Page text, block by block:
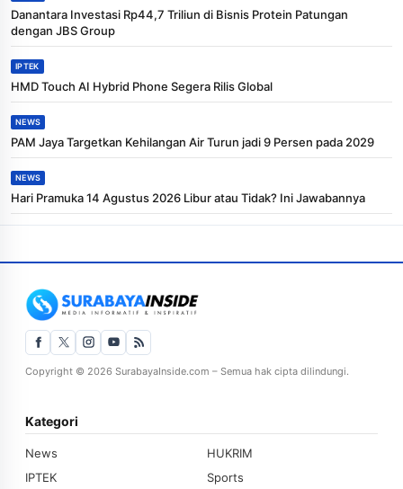
Danantara Investasi Rp44,7 Triliun di Bisnis Protein Patungan
dengan JBS Group
IPTEK
HMD Touch AI Hybrid Phone Segera Rilis Global
NEWS
PAM Jaya Targetkan Kehilangan Air Turun jadi 9 Persen pada 2029
NEWS
Hari Pramuka 14 Agustus 2026 Libur atau Tidak? Ini Jawabannya
Copyright © 2026 SurabayaInside.com – Semua hak cipta dilindungi.
Kategori
News
HUKRIM
IPTEK
Sports